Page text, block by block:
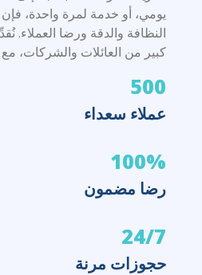
يومي، أو خدمة لمرة واحدة،
النظافة والدقة ورضا العملاء.
كبير من العائلات والشركات،
500
عملاء سعداء
100%
رضا مضمون
24/7
حجوزات مرنة